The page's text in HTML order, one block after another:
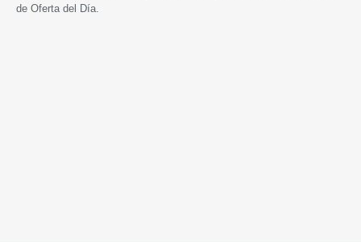
de Oferta del Día.